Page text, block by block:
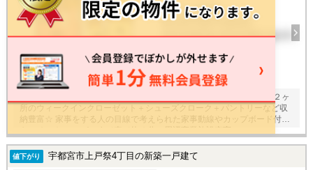
12
枚
4LDK / 2026年
栃木県宇都宮市細谷町
東武宇都宮線 東武宇都宮 徒歩51
折り下げ天井がアクセント、約１９．４帖のゆとりあるリビング☆ ２ヶ
所のウィークインクローゼット＋シューズクローク＋パントリーなど収
納豊富☆ 家事をする人の目線で考えられた家事動線やカップボード付き
キッチン☆ スーパーまで車で約４分、周辺商業施設充実♪
値下がり 宇都宮市上戸祭4丁目の新築一戸建て